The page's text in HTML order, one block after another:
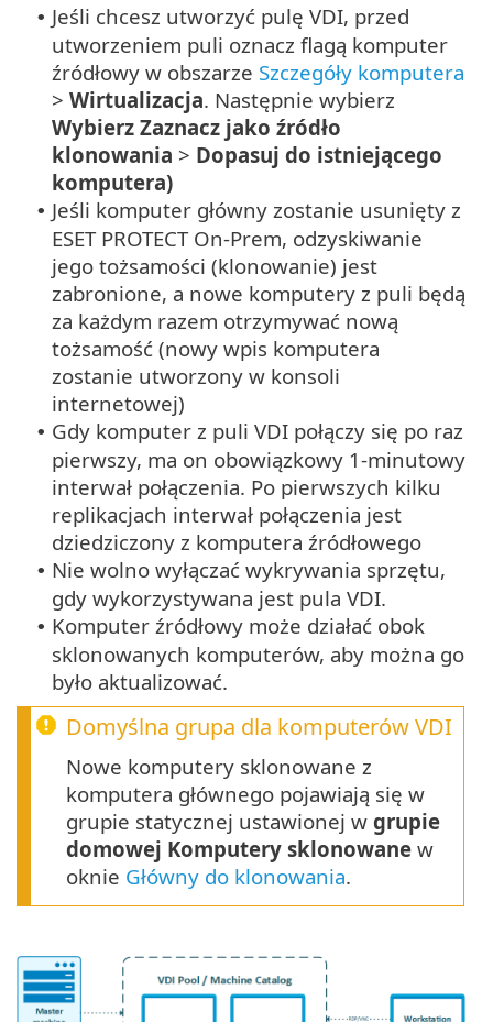
• Jeśli chcesz utworzyć pulę VDI, przed
utworzeniem puli oznacz flagą komputer
źródłowy w obszarze Szczegóły komputera
> Wirtualizacja. Następnie wybierz
Wybierz Zaznacz jako źródło
klonowania > Dopasuj do istniejącego
komputera)
• Jeśli komputer główny zostanie usunięty z
ESET PROTECT On-Prem, odzyskiwanie
jego tożsamości (klonowanie) jest
zabronione, a nowe komputery z puli będą
za każdym razem otrzymywać nową
tożsamość (nowy wpis komputera
zostanie utworzony w konsoli
internetowej)
• Gdy komputer z puli VDI połączy się po raz
pierwszy, ma on obowiązkowy 1-minutowy
interwał połączenia. Po pierwszych kilku
replikacjach interwał połączenia jest
dziedziczony z komputera źródłowego
• Nie wolno wyłączać wykrywania sprzętu,
gdy wykorzystywana jest pula VDI.
• Komputer źródłowy może działać obok
sklonowanych komputerów, aby można go
było aktualizować.
Domyślna grupa dla komputerów VDI
Nowe komputery sklonowane z
komputera głównego pojawiają się w
grupie statycznej ustawionej w grupie
domowej Komputery sklonowane w
oknie Główny do klonowania.